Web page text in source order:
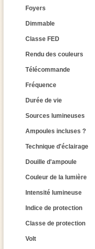
Foyers
Dimmable
Classe FED
Rendu des couleurs
Télécommande
Fréquence
Durée de vie
Sources lumineuses
Ampoules incluses ?
Technique d'éclairage
Douille d'ampoule
Couleur de la lumière
Intensité lumineuse
Indice de protection
Classe de protection
Volt